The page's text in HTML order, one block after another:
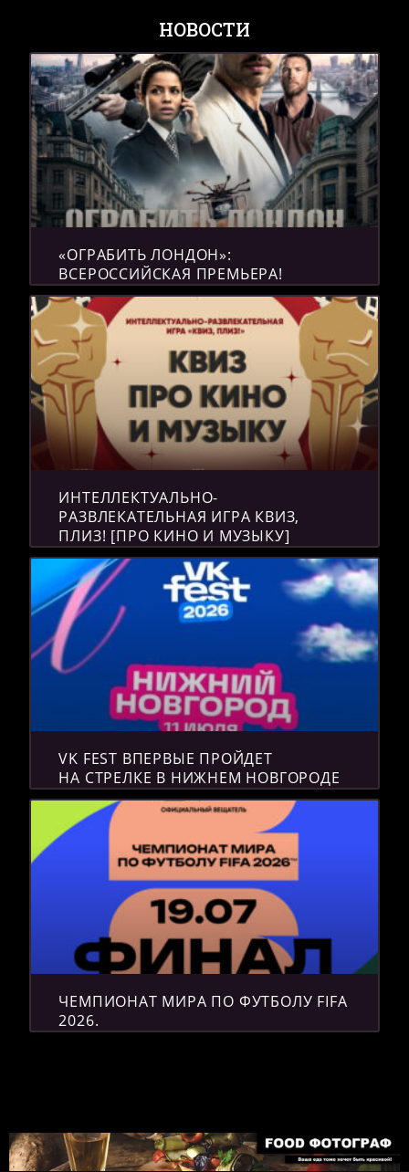
НОВОСТИ
«ОГРАБИТЬ ЛОНДОН»:
ВСЕРОССИЙСКАЯ ПРЕМЬЕРА!
ИНТЕЛЛЕКТУАЛЬНО-
РАЗВЛЕКАТЕЛЬНАЯ ИГРА КВИЗ,
ПЛИЗ! [ПРО КИНО И МУЗЫКУ]
VK FEST ВПЕРВЫЕ ПРОЙДЕТ
НА СТРЕЛКЕ В НИЖНЕМ НОВГОРОДЕ
ЧЕМПИОНАТ МИРА ПО ФУТБОЛУ FIFA
2026.